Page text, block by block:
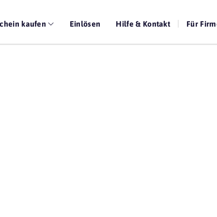
kaufen Einlösen Hilfe & Kontakt Für